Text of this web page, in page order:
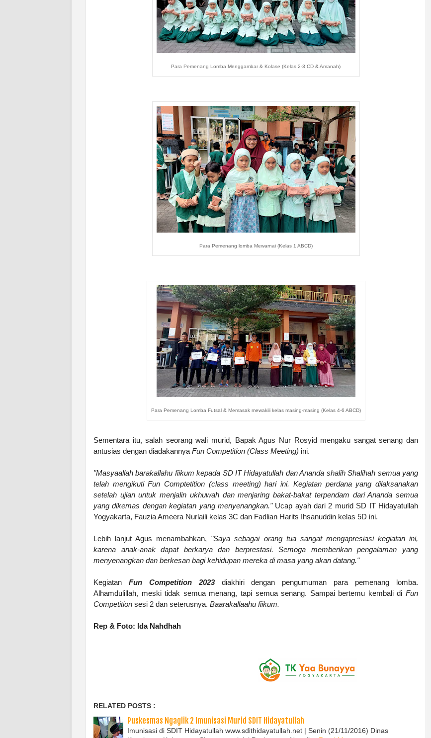
Para Pemenang Lomba Menggambar & Kolase (Kelas 2-3 CD & Amanah)
Para Pemenang lomba Mewarnai (Kelas 1 ABCD)
Para Pemenang Lomba Futsal & Memasak mewakili kelas masing-masing (Kelas 4-6 ABCD)
Sementara itu, salah seorang wali murid, Bapak Agus Nur Rosyid mengaku sangat senang dan
antusias dengan diadakannya Fun Competition (Class Meeting) ini.
"Masyaallah barakallahu fiikum kepada SD IT Hidayatullah dan Ananda shalih Shalihah semua yang
telah mengikuti Fun Comptetition (class meeting) hari ini. Kegiatan perdana yang dilaksanakan
setelah ujian untuk menjalin ukhuwah dan menjaring bakat-bakat terpendam dari Ananda semua
yang dikemas dengan kegiatan yang menyenangkan." Ucap ayah dari 2 murid SD IT Hidayatullah
Yogyakarta, Fauzia Ameera Nurlaili kelas 3C dan Fadlian Harits Ihsanuddin kelas 5D ini.
Lebih lanjut Agus menambahkan, "Saya sebagai orang tua sangat mengapresiasi kegiatan ini,
karena anak-anak dapat berkarya dan berprestasi. Semoga memberikan pengalaman yang
menyenangkan dan berkesan bagi kehidupan mereka di masa yang akan datang."
Kegiatan Fun Competition 2023diakhiri dengan pengumuman para pemenang lomba.
Alhamdulillah, meski tidak semua menang, tapi semua senang. Sampai bertemu kembali di Fun
Competition sesi 2 dan seterusnya. Baarakallaahu fiikum.
Rep & Foto: Ida Nahdhah
RELATED POSTS :
Puskesmas Ngaglik 2 Imunisasi Murid SDIT Hidayatullah
Imunisasi di SDIT Hidayatullah www.sdithidayatullah.net | Senin (21/11/2016) Dinas